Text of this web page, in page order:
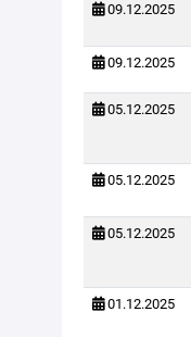
09.12.2025
09.12.2025
05.12.2025
05.12.2025
05.12.2025
01.12.2025